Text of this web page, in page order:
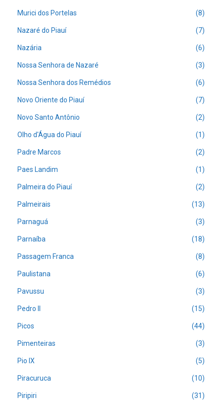
Murici dos Portelas (8)
Nazaré do Piauí (7)
Nazária (6)
Nossa Senhora de Nazaré (3)
Nossa Senhora dos Remédios (6)
Novo Oriente do Piauí (7)
Novo Santo Antônio (2)
Olho d'Água do Piauí (1)
Padre Marcos (2)
Paes Landim (1)
Palmeira do Piauí (2)
Palmeirais (13)
Parnaguá (3)
Parnaíba (18)
Passagem Franca (8)
Paulistana (6)
Pavussu (3)
Pedro II (15)
Picos (44)
Pimenteiras (3)
Pio IX (5)
Piracuruca (10)
Piripiri (31)